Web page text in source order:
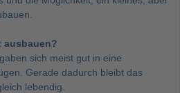
ausbauen?
sich meist gut in eine
Gerade dadurch bleibt das
lebendig.